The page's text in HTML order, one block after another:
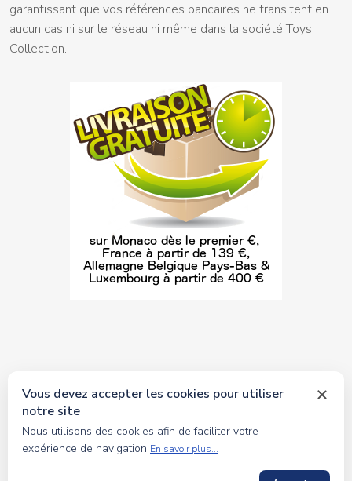
garantissant que vos références bancaires ne transitent en
aucun cas ni sur le réseau ni même dans la société Toys
Collection.
© 2026 tous droits réservés Toyscollection. Réalisation
oceanesoft.com
Vous devez accepter les cookies pour utiliser
notre site
Nous utilisons des cookies afin de faciliter votre
expérience de navigation En savoir plus...